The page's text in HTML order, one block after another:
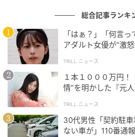
総合記事ランキ
「はぁ？」「何言
アダルト女優が“激
TRILL ニュース
１本１０００万円！
情”を明かした『元
TRILL ニュース
30代男性「契約駐
ない車が」110番通